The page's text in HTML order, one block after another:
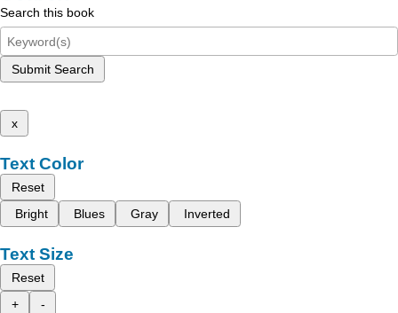
Search this book
Submit Search
x
Text Color
Reset
Bright
Blues Gray Inverted
Text Size
Reset
+
-